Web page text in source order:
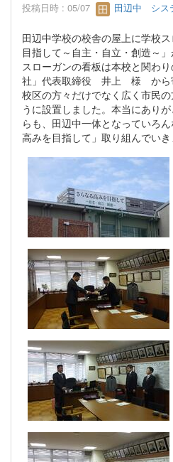
投稿日時 : 05/07 田辺中 シス
田辺中学校の校舎の屋上に学校
目指して～自主・自立・創造～
スローガンの看板は本校と関わ
社」代表取締役 井上 様 から寄
校区の方々だけでなく広く市民
うに設置しました。本当にあり
らも、田辺中一体となっていろ
高みを目指して」取り組んでいき